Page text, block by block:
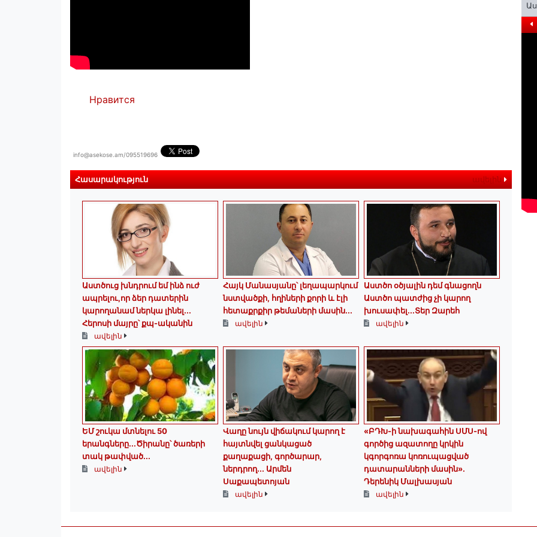
Нравится
info@asekose.am/095519696
Հասարակություն ավելին
Աստծուց խնդրում եմ ինձ ուժ
ապրելու,որ ձեր դատերին
կարողանամ ներկա լինել․․․
Հերոսի մայրը՝ քպ-ականին
ավելին
Հայկ Մանասյանը՝ լեղապարկում
նստվածքի, հղիների քորի և էլի
հետաքրքիր թեմաների մասին․․․
ավելին
Աստծո օծյալին դեմ գնացողն
Աստծո պատժից չի կարող
խուսափել․․․Տեր Զարեհ
ավելին
ԵՄ շուկա մտնելու 50
երանգները․․․Ծիրանը՝ ծառերի
տակ թափված․․․
ավելին
Վաղը նույն վիճակում կարող է
հայտնվել ցանկացած
քաղաքացի, գործարար,
ներդրող.․․ Արմեն
Սաքապետոյան
ավելին
«ԲԴԽ-ի նախագահին ՍՄՍ-ով
գործից ազատողը կրկին
կգորգոռա կոռուպացված
դատարանների մասին».
Դերենիկ Մալխասյան
ավելին